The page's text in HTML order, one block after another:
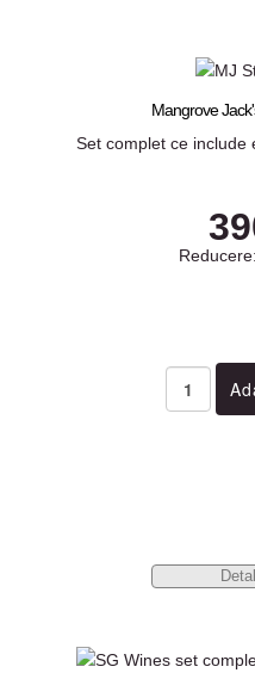
Mangrove
Set complet ce include
Reducere: